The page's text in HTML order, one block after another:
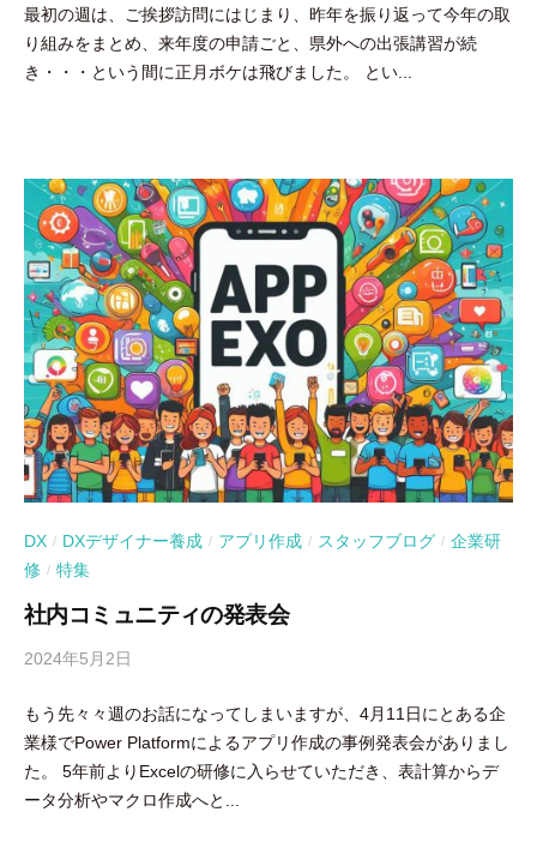
田
豪
最初の週は、ご挨拶訪問にはじまり、昨年を振り返って今年の取
り組みをまとめ、来年度の申請ごと、県外への出張講習が続
き・・・という間に正月ボケは飛びました。 とい...
DX / DXデザイナー養成 / アプリ作成 / スタッフブログ / 企業研
修 / 特集
社内コミュニティの発表会
2024年5月2日
吉
田
豪
もう先々々週のお話になってしまいますが、4月11日にとある企
業様でPower Platformによるアプリ作成の事例発表会がありまし
た。 5年前よりExcelの研修に入らせていただき、表計算からデ
ータ分析やマクロ作成へと...